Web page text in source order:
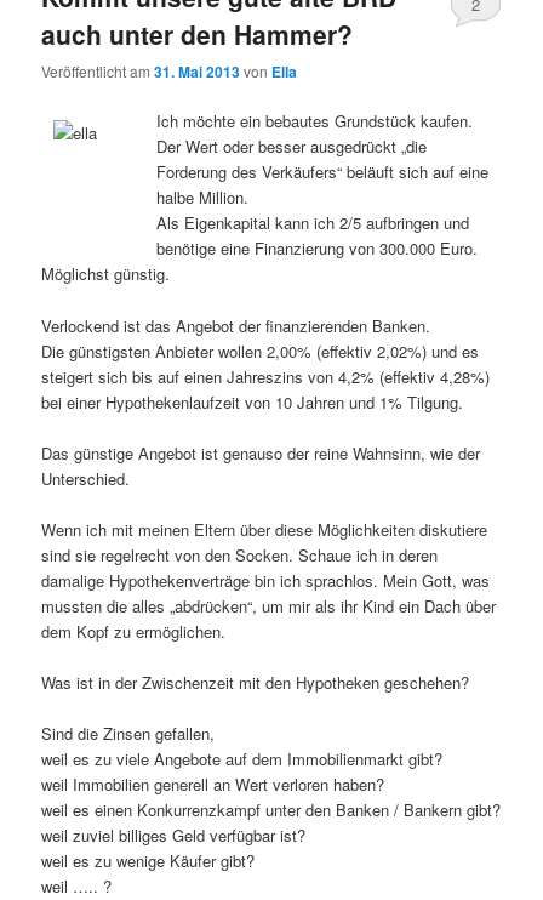
auch unter den Hammer?
Veröffentlicht am31. Mai 2013von Ella
2
Ich möchte ein bebautes Grundstück kaufen.
Der Wert oder besser ausgedrückt „die
Forderung des Verkäufers“ beläuft sich auf eine
halbe Million.
Als Eigenkapital kann ich 2/5 aufbringen und
benötige eine Finanzierung von 300.000 Euro.
Möglichst günstig.
Verlockend ist das Angebot der finanzierenden Banken.
Die günstigsten Anbieter wollen 2,00% (effektiv 2,02%) und es
steigert sich bis auf einen Jahreszins von 4,2% (effektiv 4,28%)
bei einer Hypothekenlaufzeit von 10 Jahren und 1% Tilgung.
Das günstige Angebot ist genauso der reine Wahnsinn, wie der
Unterschied.
Wenn ich mit meinen Eltern über diese Möglichkeiten diskutiere
sind sie regelrecht von den Socken. Schaue ich in deren
damalige Hypothekenverträge bin ich sprachlos. Mein Gott, was
mussten die alles „abdrücken“, um mir als ihr Kind ein Dach über
dem Kopf zu ermöglichen.
Was ist in der Zwischenzeit mit den Hypotheken geschehen?
Sind die Zinsen gefallen,
weil es zu viele Angebote auf dem Immobilienmarkt gibt?
weil Immobilien generell an Wert verloren haben?
weil es einen Konkurrenzkampf unter den Banken / Bankern gibt?
weil zuviel billiges Geld verfügbar ist?
weil es zu wenige Käufer gibt?
weil ….. ?